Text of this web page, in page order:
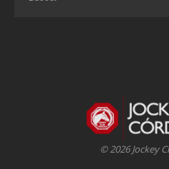
© 2026 Jockey